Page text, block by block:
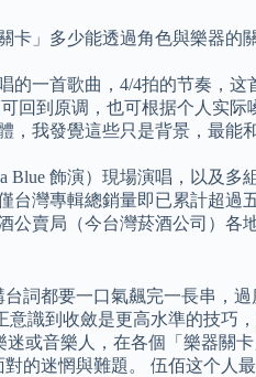
卡」多少能透過角色與樂器的
的一首歌曲，4/4拍的节奏，
回到原调，也可根据个人实
，我發覺這些只是背景，最能
Blue 飾演）現場演唱，以及多
台灣專輯總銷量即已累計超過
公賣局（今台灣菸酒公司）各
詞都要一口氣飆完一長串，
識到收斂是更高水準的技巧
或音樂人，在各個「樂器關
的迷惘與難題。 伍佰这个人